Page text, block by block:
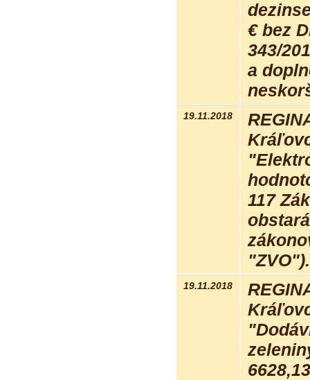
€ bez
343/
a
19.11.2018
117
19.11.2018